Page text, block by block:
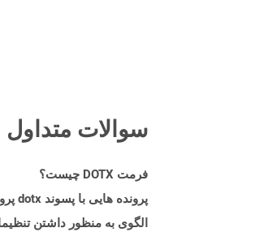
سوالات متداول
فرمت DOTX چیست؟
الگوی به منظور داشتن